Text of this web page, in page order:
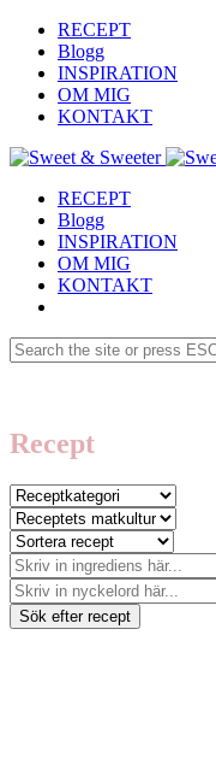
RECEPT
Blogg
INSPIRATION
OM MIG
KONTAKT
RECEPT
Blogg
INSPIRATION
OM MIG
KONTAKT
Recept
Sök efter recept